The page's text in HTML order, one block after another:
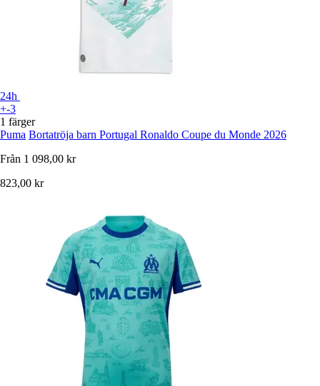
24h
+-3
1 färger
Puma Bortatröja barn Portugal Ronaldo Coupe du Monde 2026
Från 1 098,00 kr
823,00 kr